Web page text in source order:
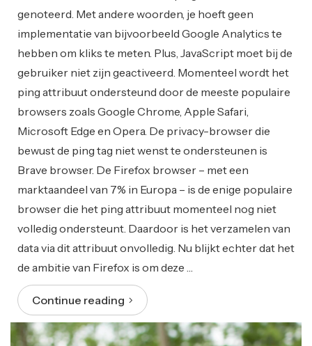
genoteerd. Met andere woorden, je hoeft geen
implementatie van bijvoorbeeld Google Analytics te
hebben om kliks te meten. Plus, JavaScript moet bij de
gebruiker niet zijn geactiveerd. Momenteel wordt het
ping attribuut ondersteund door de meeste populaire
browsers zoals Google Chrome, Apple Safari,
Microsoft Edge en Opera. De privacy-browser die
bewust de ping tag niet wenst te ondersteunen is
Brave browser. De Firefox browser – met een
marktaandeel van 7% in Europa – is de enige populaire
browser die het ping attribuut momenteel nog niet
volledig ondersteunt. Daardoor is het verzamelen van
data via dit attribuut onvolledig. Nu blijkt echter dat het
de ambitie van Firefox is om deze …
Continue reading